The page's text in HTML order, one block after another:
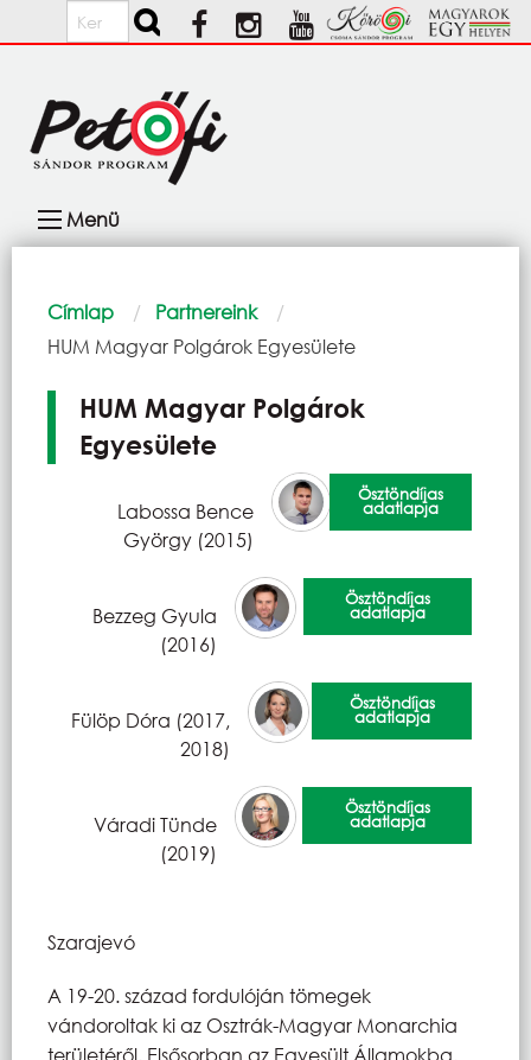
Ugrás a tartalomra
Keresés
navigáció
Menü
Morzsa
Címlap
Partnereink
Current:
HUM Magyar Polgárok Egyesülete
HUM Magyar Polgárok
Egyesülete
Labossa Bence
György (2015)
Ösztöndíjas
adatlapja
Bezzeg Gyula
(2016)
Ösztöndíjas
adatlapja
Fülöp Dóra (2017,
2018)
Ösztöndíjas
adatlapja
Váradi Tünde
(2019)
Ösztöndíjas
adatlapja
Szarajevó
A 19-20. század fordulóján tömegek
vándoroltak ki az Osztrák-Magyar Monarchia
területéről. Elsősorban az Egyesült Államokba,